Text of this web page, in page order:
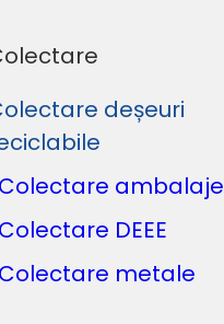
deșeuri
Colectare ambalaje
Colectare DEEE
Colectare metale